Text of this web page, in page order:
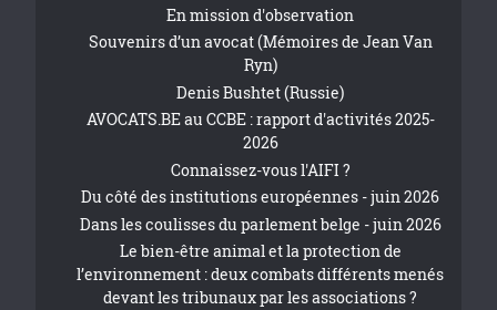
En mission d'observation
Souvenirs d’un avocat (Mémoires de Jean Van
Ryn)
Denis Bushtet (Russie)
AVOCATS.BE au CCBE : rapport d'activités 2025-
2026
Connaissez-vous l'AIFI ?
Du côté des institutions européennes - juin 2026
Dans les coulisses du parlement belge - juin 2026
Le bien-être animal et la protection de
l’environnement : deux combats différents menés
devant les tribunaux par les associations ?